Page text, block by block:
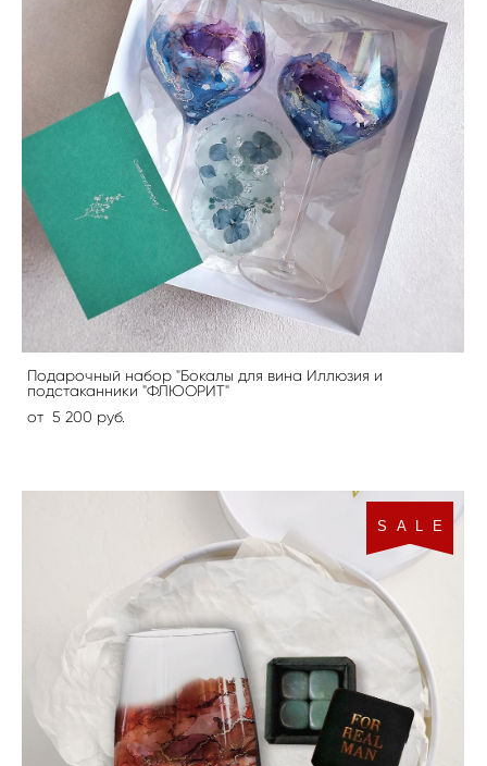
Подарочный набор "Бокалы для вина Иллюзия и
подстаканники "ФЛЮОРИТ"
от 5 200 pуб.
S A L E